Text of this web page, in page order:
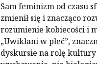
Sam feminizm od czasu
zmienił się i znacząco
rozumienie kobiecości i
„Uwikłani w płeć”,
dyskursie na rolę kultury